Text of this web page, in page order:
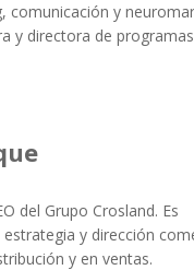
comunicación y
y directora de
del Grupo Crosland. Es
y dirección
y en ventas.